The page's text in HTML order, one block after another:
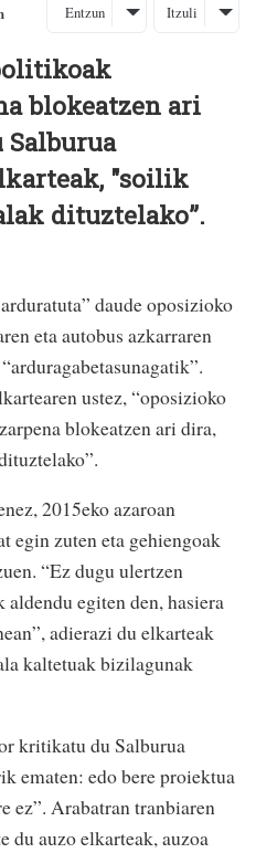
Entzun Itzuli
blokeatzen ari
"soilik
dituztelako”.
daude oposizioko
eta autobus azkarraren
ustez, “oposizioko
blokeatzen ari dira,
2015eko azaroan
egin zuten eta gehiengoak
“Ez dugu ulertzen
egiten den, hasiera
adierazi du elkarteak
kaltetuak bizilagunak
kritikatu du Salburua
ematen: edo bere proiektua
ez”. Arabatran tranbiaren
du auzo elkarteak, auzoa